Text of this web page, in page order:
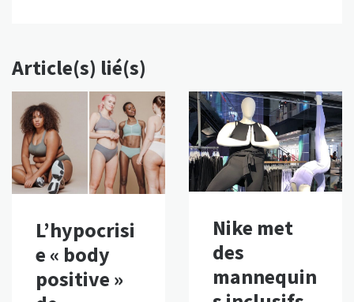
Article(s) lié(s)
L’hypocrisi
e « body
positive »
Nike met
des
mannequin